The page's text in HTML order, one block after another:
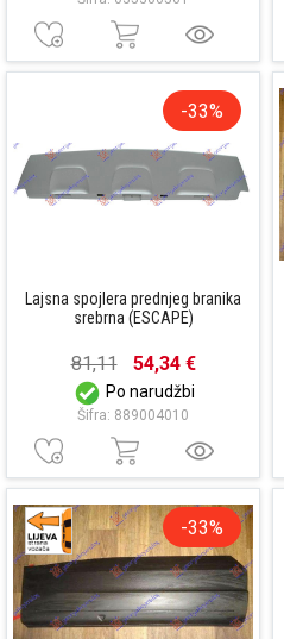
-33%
Lajsna spojlera prednjeg branika
srebrna (ESCAPE)
81,11 54,34 €
Po narudžbi
Šifra: 889004010
-33%